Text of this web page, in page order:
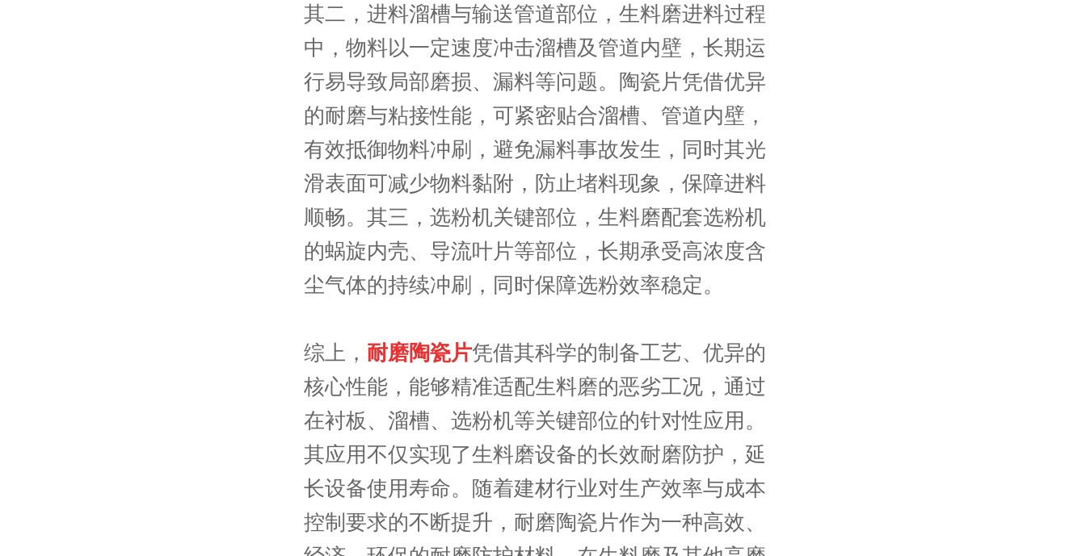
其二，进料溜槽与输送管道部位，生料磨进料过程
中，物料以一定速度冲击溜槽及管道内壁，长期运
行易导致局部磨损、漏料等问题。陶瓷片凭借优异
的耐磨与粘接性能，可紧密贴合溜槽、管道内壁，
有效抵御物料冲刷，避免漏料事故发生，同时其光
滑表面可减少物料黏附，防止堵料现象，保障进料
顺畅。其三，选粉机关键部位，生料磨配套选粉机
的蜗旋内壳、导流叶片等部位，长期承受高浓度含
尘气体的持续冲刷，同时保障选粉效率稳定。
综上， 耐磨陶瓷片凭借其科学的制备工艺、优异的
核心性能，能够精准适配生料磨的恶劣工况，通过
在衬板、溜槽、选粉机等关键部位的针对性应用。
其应用不仅实现了生料磨设备的长效耐磨防护，延
长设备使用寿命。随着建材行业对生产效率与成本
控制要求的不断提升，耐磨陶瓷片作为一种高效、